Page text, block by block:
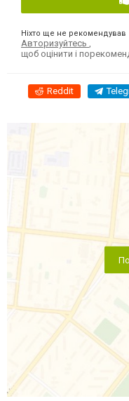
Ніхто ще не рекомендував
Авторизуйтесь
щоб оцінити і
Reddit